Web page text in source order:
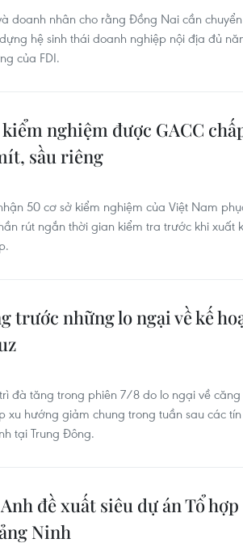
doanh nhân cho rằng Đồng Nai cần
hệ sinh thái doanh nghiệp nội địa đủ
của FDI.
kiểm nghiệm được GACC
sầu riêng
50 cơ sở kiểm nghiệm của Việt Nam
rút ngắn thời gian kiểm tra trước khi xuất
trước những lo ngại về kế
đà tăng trong phiên 7/8 do lo ngại về căng
xu hướng giảm chung trong tuần sau các
tại Trung Đông.
đề xuất siêu dự án Tổ
Ninh